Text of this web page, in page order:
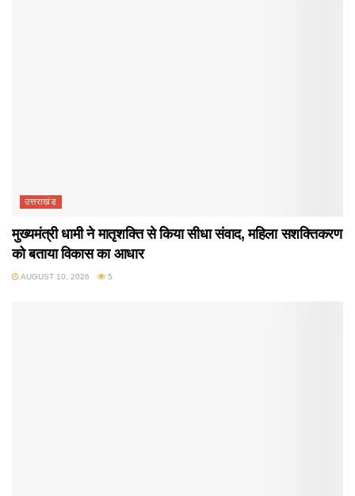
उत्तराखंड
मुख्यमंत्री धामी ने मातृशक्ति से किया सीधा संवाद, महिला सशक्तिकरण
को बताया विकास का आधार
AUGUST 10, 2026 5